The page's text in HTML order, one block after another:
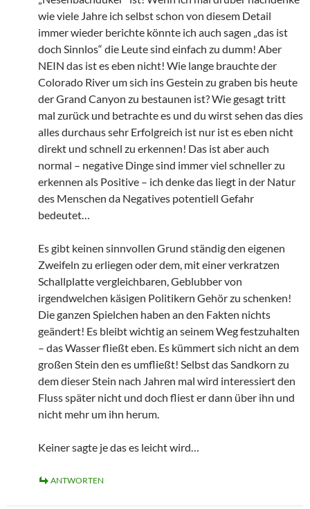
wie viele Jahre ich selbst schon von diesem Detail
immer wieder berichte könnte ich auch sagen „das ist
doch Sinnlos“ die Leute sind einfach zu dumm! Aber
NEIN das ist es eben nicht! Wie lange brauchte der
Colorado River um sich ins Gestein zu graben bis heute
der Grand Canyon zu bestaunen ist? Wie gesagt tritt
mal zurück und betrachte es und du wirst sehen das dies
alles durchaus sehr Erfolgreich ist nur ist es eben nicht
direkt und schnell zu erkennen! Das ist aber auch
normal – negative Dinge sind immer viel schneller zu
erkennen als Positive – ich denke das liegt in der Natur
des Menschen da Negatives potentiell Gefahr
bedeutet…
Es gibt keinen sinnvollen Grund ständig den eigenen
Zweifeln zu erliegen oder dem, mit einer verkratzen
Schallplatte vergleichbaren, Geblubber von
irgendwelchen käsigen Politikern Gehör zu schenken!
Die ganzen Spielchen haben an den Fakten nichts
geändert! Es bleibt wichtig an seinem Weg festzuhalten
– das Wasser fließt eben. Es kümmert sich nicht an dem
großen Stein den es umfließt! Selbst das Sandkorn zu
dem dieser Stein nach Jahren mal wird interessiert den
Fluss später nicht und doch fliest er dann über ihn und
nicht mehr um ihn herum.
Keiner sagte je das es leicht wird…
ANTWORTEN